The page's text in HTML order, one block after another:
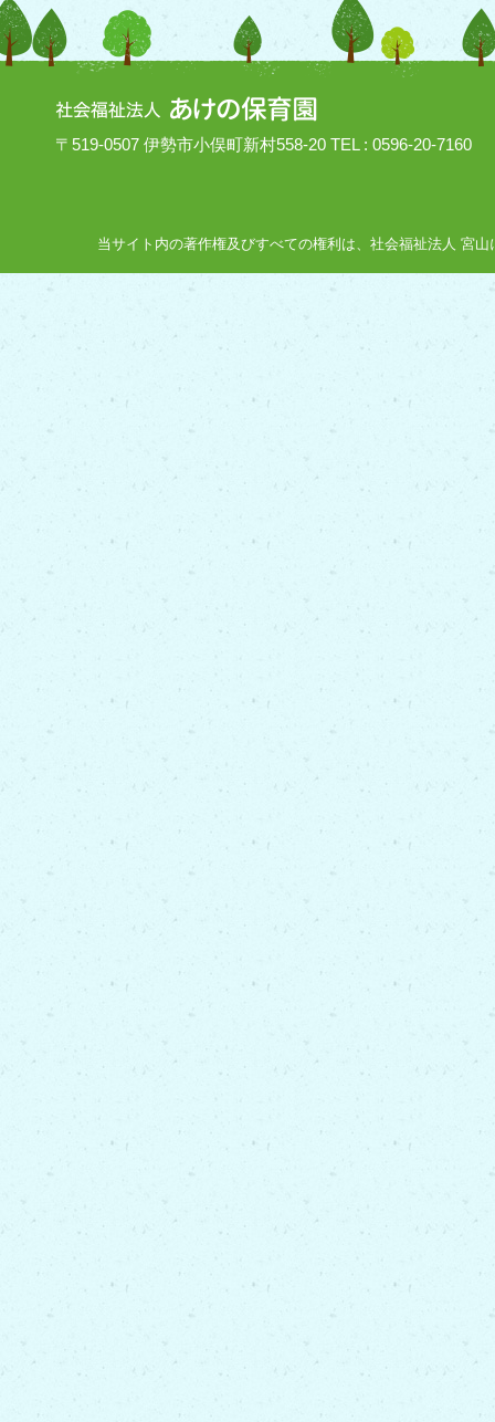
〒519-0507 伊勢市小俣町新村558-20 TEL : 0596-20-7160
当サイト内の著作権及びすべての権利は、社会福祉法人 宮